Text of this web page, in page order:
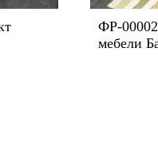
ФР-
мебели